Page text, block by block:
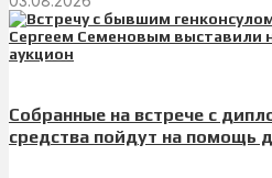
Собранные на встрече с
средства пойдут на помощь